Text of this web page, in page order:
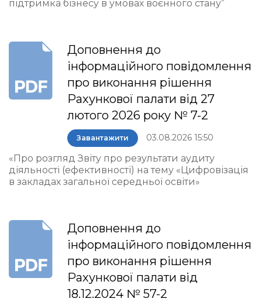
підтримка бізнесу в умовах воєнного стану”
Доповнення до
інформаційного повідомлення
про виконання рішення
Рахункової палати від 27
лютого 2026 року № 7-2
Завантажити 03.08.2026 15:50
«Про розгляд Звіту про результати аудиту
діяльності (ефективності) на тему «Цифровізація
в закладах загальної середньої освіти»
Доповнення до
інформаційного повідомлення
про виконання рішення
Рахункової палати від
18.12.2024 № 57-2